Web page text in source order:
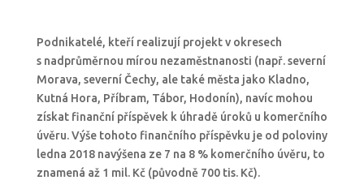
Podnikatelé, kteří realizují projekt v okresech
s nadprůměrnou mírou nezaměstnanosti (např. severní
Morava, severní Čechy, ale také města jako Kladno,
Kutná Hora, Příbram, Tábor, Hodonín), navíc mohou
získat finanční příspěvek k úhradě úroků u komerčního
úvěru. Výše tohoto finančního příspěvku je od poloviny
ledna 2018 navýšena ze 7 na 8 % komerčního úvěru, to
znamená až 1 mil. Kč (původně 700 tis. Kč).